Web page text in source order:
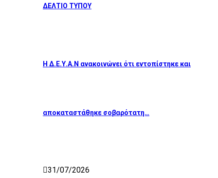
ΔΕΛΤΙΟ ΤΥΠΟΥ
Η Δ.Ε.Υ.Α.Ν ανακοινώνει ότι εντοπίστηκε και
αποκαταστάθηκε σοβαρότατη…
31/07/2026